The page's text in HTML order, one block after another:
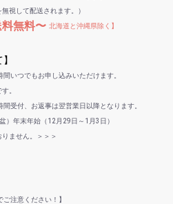
視して配送されます。）
無料〜 北海道と沖縄県除く】
いつでもお申し込みいただけます。
。
受付、お返事は翌営業日以降となります。
）年末年始（12月29日～1月3日）
ません。＞＞＞
注意ください！】